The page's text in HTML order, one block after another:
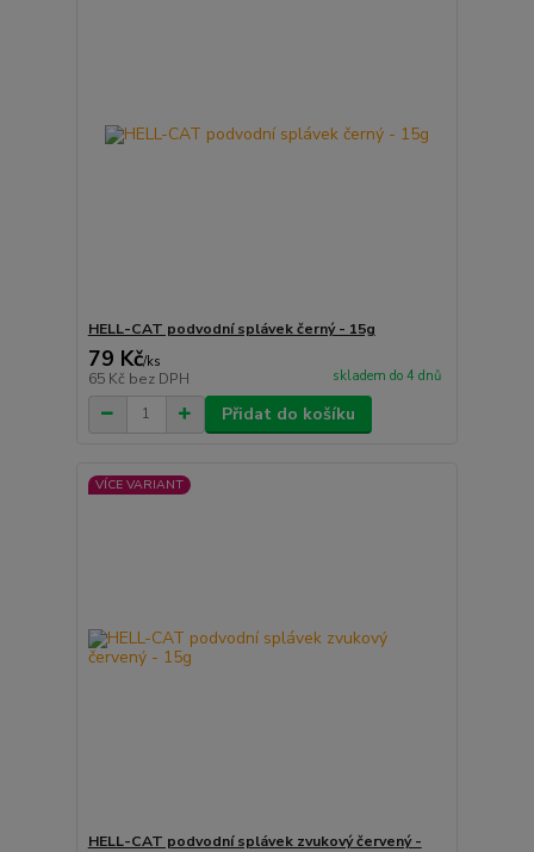
HELL-CAT podvodní splávek černý - 15g
79 Kč/ks
65 Kč bez DPH skladem do 4 dnů
Přidat do košíku
VÍCE VARIANT
HELL-CAT podvodní splávek zvukový červený -